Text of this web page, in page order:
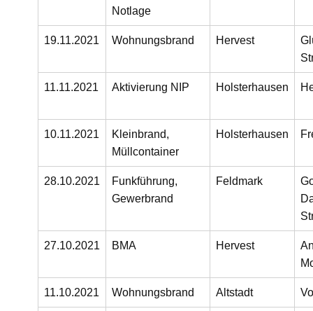
Notlage
19.11.2021 Wohnungsbrand Hervest
11.11.2021 Aktivierung NIP Holsterhausen
10.11.2021
Kleinbrand,
Müllcontainer
Holsterhausen
28.10.2021
Funkführung,
Gewerbrand
Feldmark
27.10.2021 BMA Hervest
11.10.2021 Wohnungsbrand Altstadt